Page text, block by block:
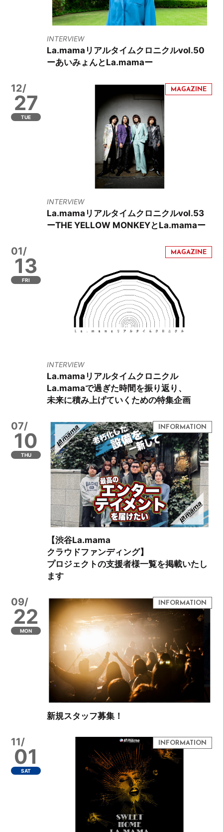
INTERVIEW
La.mamaリアルタイムクロニクルvol.50
ーあいみょんとLa.mamaー
12/
27
TUE
INTERVIEW
La.mamaリアルタイムクロニクルvol.53
ーTHE YELLOW MONKEYとLa.mamaー
01/
13
FRI
INTERVIEW
La.mamaリアルタイムクロニクル
La.mamaで過ぎた時間を振り返り、
未来に積み上げていくための特集企画
07/
10
THU
【渋谷La.mama
クラウドファンディング】
プロジェクトの支援者様一覧を掲載いたし
ます
09/
22
MON
新規スタッフ募集！
11/
01
SAT